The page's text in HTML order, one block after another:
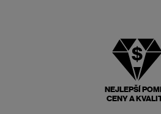
NEJLEPŠÍ
CENY A